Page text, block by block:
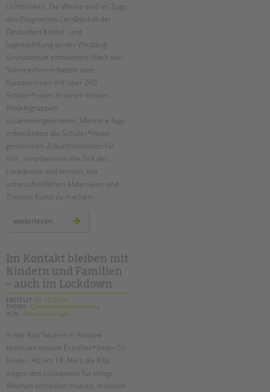
STADTTEILARBEIT
PROFIL | LEITBILD
Bereiche im Überblick
Kinder- und Jugendschutz
Unsere Videos
Gesellschafter VdK
schoolcoach BTL
tandem international
KARRIERE
Stellenangebote
tandem als Arbeitgeberin
PRESSE
Magazin
KONTAKT
Impressum
Datenschutz
Hinweisgebersystem
Intranet
Lichtblicken. Die Werke sind im Zuge
des Programms LernBrücken der
Deutschen Kinder- und
Jugendstiftung an der Wedding-
Grundschule entstanden: Nach den
Sommerferien hatten zwei
Künstlerinnen mit über 260
Schüler*innen in vielen kleinen
Projektgruppen
zusammengearbeitet. Mehrere Tage
entwickelten die Schüler*innen
gemeinsam Zukunftsvisionen für
sich, verarbeiteten die Zeit des
Lockdowns und lernten, mit
unterschiedlichen Materialien und
Themen Kunst zu machen.
weiterlesen lernbrücken:
Im Kontakt bleiben mit
Kindern und Familien
– auch im Lockdown
ERSTELLT 02.12.2020
THEMA CoronaKinderschutzKita
VON
Christian Krüger
In der Kita Tandem in Pankow
betreuen unsere Erzieher*innen 55
Kinder. Als am 18. März die Kita
wegen des Lockdowns für einige
Wochen schließen musste, mussten